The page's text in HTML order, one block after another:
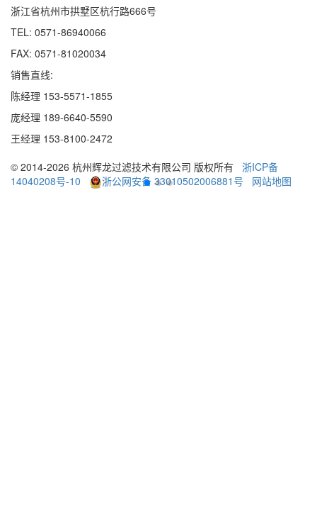
浙江省杭州市拱墅区杭行路666号
TEL: 0571-86940066
FAX: 0571-81020034
销售直线:
陈经理 153-5571-1855
庞经理 189-6640-5590
王经理 153-8100-2472
© 2014-2026 杭州辉龙过滤技术有限公司 版权所有 浙ICP备
14040208号-10
浙公网安备 33010502006881号 网站地图